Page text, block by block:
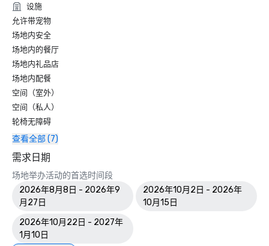
设施
允许带宠物
场地内安全
场地内的餐厅
场地内礼品店
场地内配餐
空间（室外）
空间（私人）
轮椅无障碍
查看全部 (7)
需求日期
场地举办活动的首选时间段
2026年8月8日 - 2026年9
月27日
2026年10月2日 - 2026年
10月15日
2026年10月22日 - 2027年
1月10日